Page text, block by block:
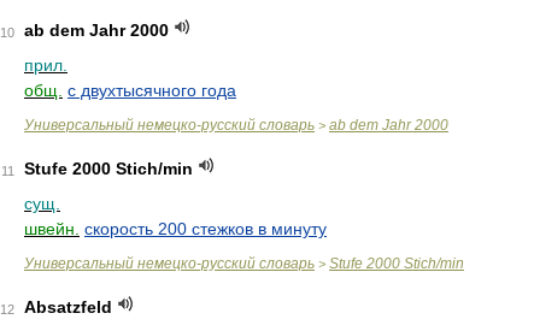
10
ab dem Jahr 2000
прил.
общ. с двухтысячного года
Универсальный немецко-русский словарь > ab dem Jahr 2000
11
Stufe 2000 Stich/min
сущ.
швейн. скорость 200 стежков в минуту
Универсальный немецко-русский словарь > Stufe 2000 Stich/min
12
Absatzfeld